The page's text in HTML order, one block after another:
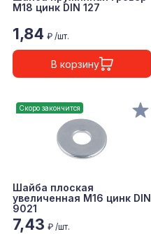
М18 цинк DIN 127
1,84 ₽ /шт.
В корзину
Скоро закончится
Шайба плоская
увеличенная М16 цинк DIN
9021
7,43 ₽ /шт.